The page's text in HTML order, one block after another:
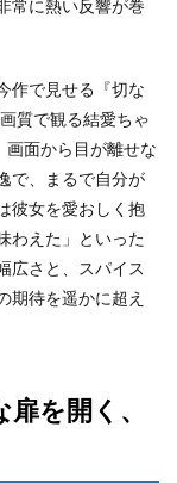
常に熱い反響が巻
作で見せる『切な
質で観る結愛ちゃ
画面から目が離せな
で、まるで自分が
彼女を愛おしく抱
わえた」といった
広さと、スパイス
期待を遥かに超え
を開く、